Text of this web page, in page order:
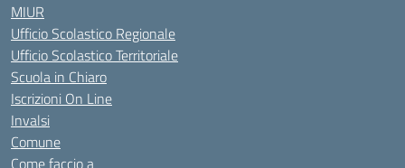
MIUR
Ufficio Scolastico Regionale
Ufficio Scolastico Territoriale
Scuola in Chiaro
Iscrizioni On Line
Invalsi
Comune
Come faccio a